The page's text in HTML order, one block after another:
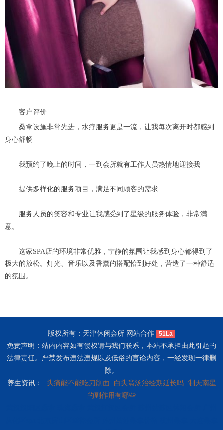
客户评价
桑拿设施非常先进，水疗服务更是一流，让我每次离开时都感到
身心舒畅
我预约了晚上的时间，一到会所就有工作人员热情地迎接我
提供多样化的服务项目，满足不同顾客的需求
服务人员的笑容和专业让我感受到了星级的服务体验，非常满
意。
这家SPA店的环境非常优雅，宁静的氛围让我感到身心都得到了
极大的放松。灯光、音乐以及香薰的搭配恰到好处，营造了一种舒适
的氛围。
版权所有：天津休闲会所 网站合作 51La
免责声明：站内内容如有侵权请与我们联系，本站不承担由此引起的
法律责任。严禁发布违法违规以及低俗的言论内容，一经发现一律删
除。
养生资讯： ·头痛能不能吃刀削面· 白头翁汤治经期延长吗·制天南星
的副作用有哪些